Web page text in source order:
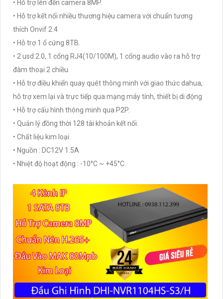
• Hỗ trợ lên đến camera 8MP.
• Hỗ trợ kết nối nhiều thương hiệu camera với chuẩn tương
thích Onvif 2.4
• Hỗ trợ 1 ổ cứng 8TB.
• 2 usd 2.0, 1 cổng RJ4(10/100M), 1 cổng audio vào ra hỗ trợ
đàm thoại 2 chiều.
• Hỗ trợ điều khiển quay quét thông minh với giao thức dahua,
hỗ trợ xem lại và trực tiếp qua mạng máy tính, thiết bị di động
• Hỗ trợ cấu hình thông minh qua P2P.
• Quản lý đồng thời 128 tài khoản kết nối.
• Chất liệu kim loại.
• Nguồn : DC12V 1.5A
• Nhiệt độ hoạt động : -10°C ~ +45°C.